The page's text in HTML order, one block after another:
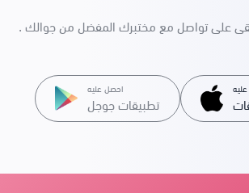
على تواصل مع مختبرك المفضل من جوالك .
احصل عليه
تطبيقات جوجل